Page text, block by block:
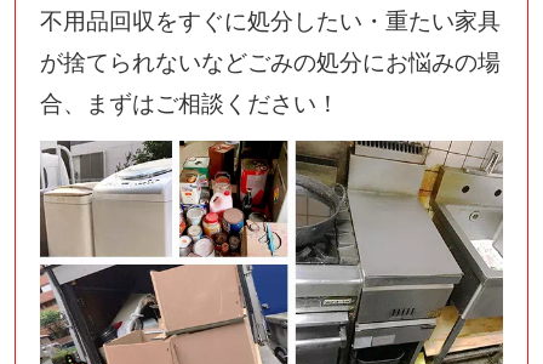
不用品回収をすぐに処分したい・重たい家具
が捨てられないなどごみの処分にお悩みの場
合、まずはご相談ください！